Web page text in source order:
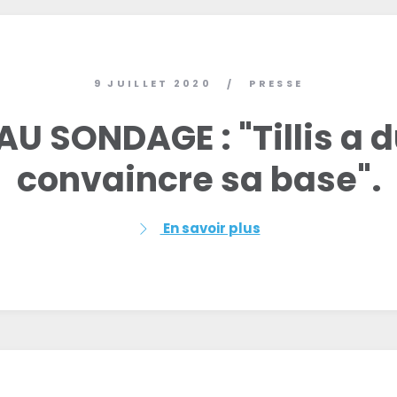
9 JUILLET 2020 / PRESSE
SONDAGE : "Tillis a
convaincre sa base".
En savoir plus